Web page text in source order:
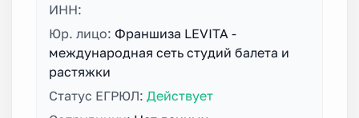
ИНН:
Юр. лицо: Франшиза LEVITA -
международная сеть студий балета и
растяжки
Статус ЕГРЮЛ: Действует